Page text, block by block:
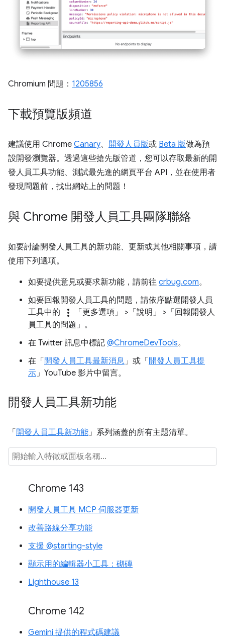
Chromium 問題： 1205856
下載預覽版頻道
建議使用 Chrome Canary、 開發人員版或 Beta 版做為預
設開發瀏覽器。透過這些搶先版管道，您可以存取最新的開
發人員工具功能、測試最先進的網頁平台 API，並在使用者
發現問題前，找出網站上的問題！
與 Chrome 開發人員工具團隊聯絡
如要討論開發人員工具的新功能、更新或其他相關事項，請
使用下列選項。
如要提供意見或要求新功能，請前往 crbug.com。
如要回報開發人員工具的問題，請依序點選開發人員
工具中的
more_vert 「更多選項」 >「說明」
>「回報開發人
員工具的問題」 。
在 Twitter 訊息中標記 @ChromeDevTools。
在「開發人員工具最新消息 」或「開發人員工具提
示 」YouTube 影片中留言。
開發人員工具新功能
「開發人員工具新功能 」系列涵蓋的所有主題清單。
Chrome 143
開發人員工具 MCP 伺服器更新
改善路線分享功能
支援 @starting-style
顯示用的編輯器小工具：砌磚
Lighthouse 13
Chrome 142
Gemini 提供的程式碼建議